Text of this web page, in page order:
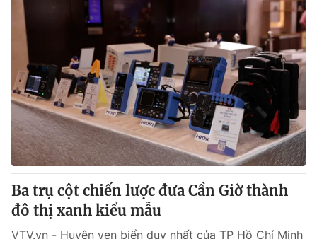
Ba trụ cột chiến lược đưa Cần Giờ thành
đô thị xanh kiểu mẫu
VTV.vn - Huyện ven biển duy nhất của TP Hồ Chí Minh